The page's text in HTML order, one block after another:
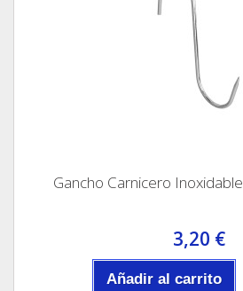
Gancho Carnicero Inoxidable
3,20 €
Añadir al carrito